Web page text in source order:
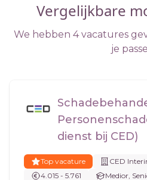
Vergelijkbare
We hebben 4 vacatures
je
dienst bij CED)
Top vacature
CED
4.015 - 5.761
Medior,